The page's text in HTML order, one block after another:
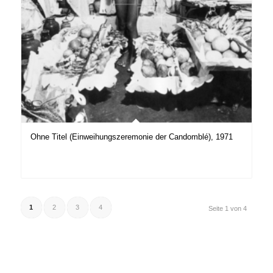
Ohne Titel (Einweihungszeremonie der Candomblé), 1971
Seite 1 von 4
1 2 3 4